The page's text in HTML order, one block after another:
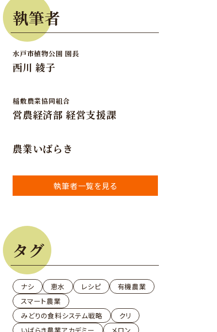
執筆者
水戸市植物公園 園長
西川 綾子
稲敷農業協同組合
営農経済部 経営支援課
農業いばらき
執筆者一覧を見る
タグ
ナシ 恵水 レシピ
有機農業
スマート農業
みどりの食料システム戦略
クリ